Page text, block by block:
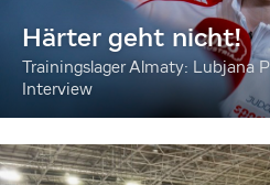
Härter geht nicht!
Trainingslager Almaty: Lubjana
Interview